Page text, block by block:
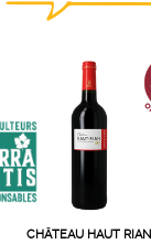
CHÂTEAU HAUT RIAN